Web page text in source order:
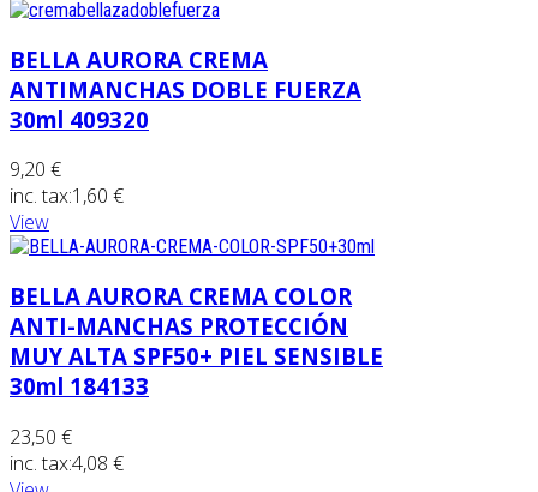
BELLA AURORA CREMA
ANTIMANCHAS DOBLE FUERZA
30ml 409320
9,20 €
inc. tax:1,60 €
View
BELLA AURORA CREMA COLOR
ANTI-MANCHAS PROTECCIÓN
MUY ALTA SPF50+ PIEL SENSIBLE
30ml 184133
23,50 €
inc. tax:4,08 €